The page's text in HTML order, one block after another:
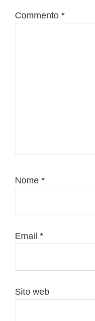
Commento *
Nome *
Email *
Sito web